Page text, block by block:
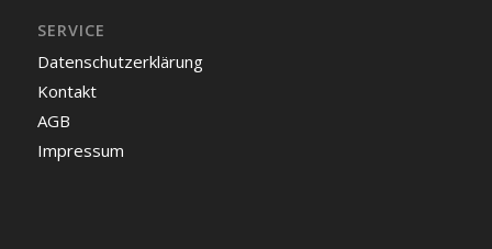
SERVICE
Datenschutzerklärung
Kontakt
AGB
Impressum